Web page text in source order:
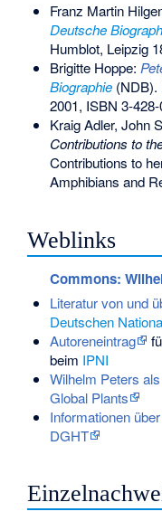
Franz Martin
Deutsche
Humblot, Leipzig
Brigitte Hoppe:
Biographie(NDB).
2001, ISBN 3-
Kraig Adler, John
Contributions to
Contributions to
Amphibians and
Weblinks
Commons:
Literatur von und
Deutschen
Autoreneintrag
beim IPNI
Wilhelm Peters
Global Plants
Informationen
DGHT